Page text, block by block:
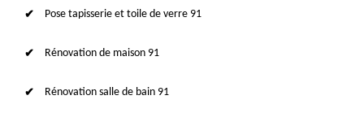
Pose tapisserie et toile de verre 91
Rénovation de maison 91
Rénovation salle de bain 91